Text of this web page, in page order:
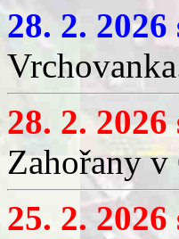
28. 2.
28. 2.
Zahořany
25. 2.